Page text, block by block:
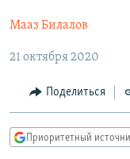
Вернутся
навигации
Вернутся
поиску
МНЕНИЯ
КУЛЬТУРА
IDEL.РЕАЛИИ
СЕВЕР.РЕАЛИИ
Мааз Билалов
21 октября 2020
Поделиться
Приоритетный